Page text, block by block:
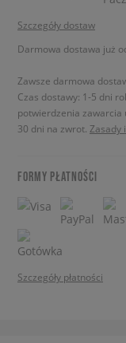
Szczegóły dostaw
Darmowa dostawa już
Zawsze darmowa
Czas dostawy: 1-5 dni
potwierdzenia zawarcia
30 dni na zwrot. Zasady
FORMY PŁATNOŚCI
Szczegóły płatności